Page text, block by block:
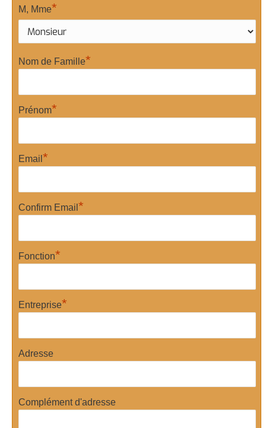
M, Mme*
Nom de Famille*
Prénom*
Email *
Confirm Email *
Fonction*
Entreprise*
Adresse
Complément d'adresse